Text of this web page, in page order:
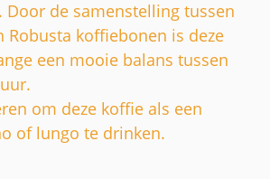
Door de samenstelling tussen
Robusta koffiebonen is deze
een mooie balans tussen
om deze koffie als een
of lungo te drinken.